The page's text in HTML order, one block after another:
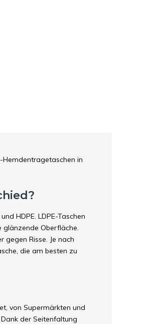
Hemdentragetaschen in
HDPE. LDPE-Taschen
glänzende Oberfläche.
gegen Risse. Je nach
die am besten zu
von Supermärkten und
der Seitenfaltung